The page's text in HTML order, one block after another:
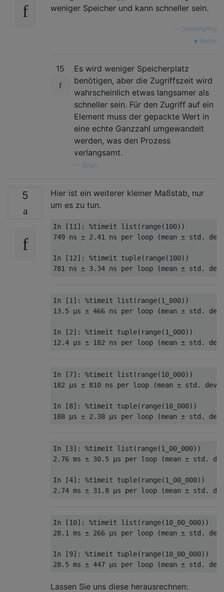
weniger Speicher und kann schneller sein.
Gleichnamig
quelle
15
Es wird weniger Speicherplatz
benötigen, aber die Zugriffszeit wird
wahrscheinlich etwas langsamer als
schneller sein. Für den Zugriff auf ein
Element muss der gepackte Wert in
eine echte Ganzzahl umgewandelt
werden, was den Prozess
verlangsamt.
Brian
5
Hier ist ein weiterer kleiner Maßstab, nur
um es zu tun.
In [11 ]: %timeit list ( range(100))
749 ns ± 2.41 ns per loop (mean ± std . dev
In [12]: %timeit tuple( range(100))
781
ns ± 3.34 ns per loop (mean ± std . dev
In [1 ]: %timeit list ( range(1_000))
13.5 µs ± 466 ns per loop (mean ± std . dev
In [2]: %timeit tuple( range(1_000))
12.4 µs ± 182 ns per loop (mean ± std . dev
In [7]: %timeit list ( range(10 _000))
182
µs ± 810 ns per loop (mean ± std . dev
In [8]: %timeit tuple( range(10 _000))
188 µs ± 2.38 µs per loop (mean ± std . dev
In [3]: %timeit list ( range(1_00_000))
2.76 ms ± 30.5 µs per loop (mean ± std .
In [4]: %timeit tuple( range(1_00_000))
2.74 ms ± 31.8 µs per loop (mean ± std .
In [10]: %timeit list ( range(10 _00_000))
28.1
ms ± 266 µs per loop (mean ± std . dev
In [9]: %timeit tuple( range(10 _00_000))
28.5 ms ± 447 µs per loop (mean ± std . dev
Lassen Sie uns diese herausrechnen: